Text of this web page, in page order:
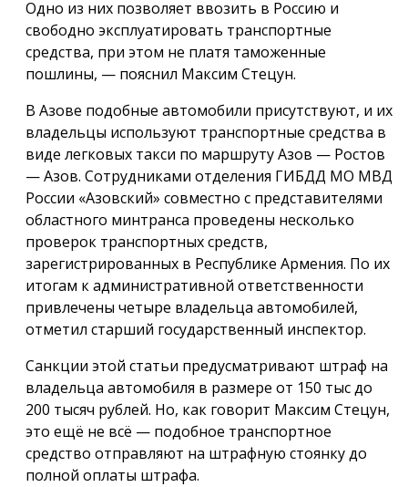
Одно из них позволяет ввозить в Россию и
свободно эксплуатировать транспортные
средства, при этом не платя таможенные
пошлины, — пояснил Максим Стецун.
В Азове подобные автомобили присутствуют, и их
владельцы используют транспортные средства в
виде легковых такси по маршруту Азов — Ростов
— Азов. Сотрудниками отделения ГИБДД МО МВД
России «Азовский» совместно с представителями
областного минтранса проведены несколько
проверок транспортных средств,
зарегистрированных в Республике Армения. По их
итогам к административной ответственности
привлечены четыре владельца автомобилей,
отметил старший государственный инспектор.
Санкции этой статьи предусматривают штраф на
владельца автомобиля в размере от 150 тыс до
200 тысяч рублей. Но, как говорит Максим Стецун,
это ещё не всё — подобное транспортное
средство отправляют на штрафную стоянку до
полной оплаты штрафа.